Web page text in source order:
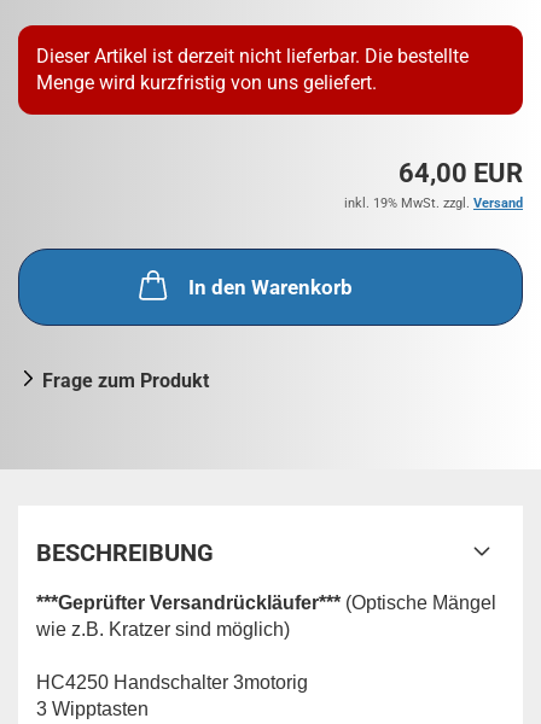
Dieser Artikel ist derzeit nicht lieferbar. Die bestellte
Menge wird kurzfristig von uns geliefert.
64,00 EUR
inkl. 19% MwSt. zzgl. Versand
In den Warenkorb
Frage zum Produkt
BESCHREIBUNG
***Geprüfter Versandrückläufer*** (Optische Mängel
wie z.B. Kratzer sind möglich)
HC4250 Handschalter 3motorig
3 Wipptasten